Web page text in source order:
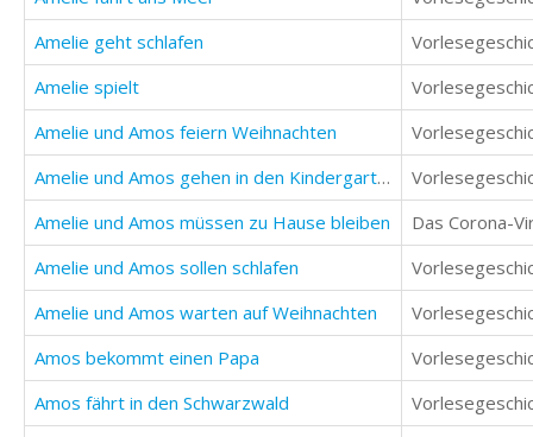
Amelie geht schlafen
Amelie spielt
Amelie und Amos feiern Weihnachten
Amelie und Amos gehen in den Kindergarten
Amelie und Amos müssen zu Hause bleiben
Das Corona-
Amelie und Amos sollen schlafen
Amelie und Amos warten auf Weihnachten
Amos bekommt einen Papa
Amos fährt in den Schwarzwald